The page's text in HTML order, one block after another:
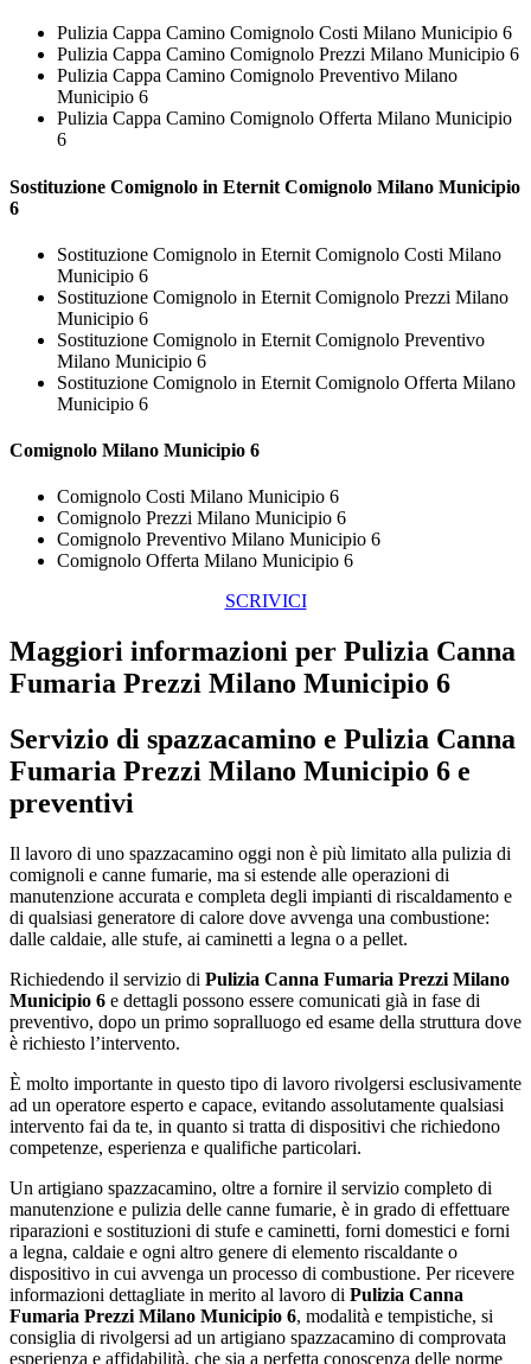
Pulizia Cappa Camino Comignolo Costi Milano Municipio 6
Pulizia Cappa Camino Comignolo Prezzi Milano Municipio 6
Pulizia Cappa Camino Comignolo Preventivo Milano
Municipio 6
Pulizia Cappa Camino Comignolo Offerta Milano Municipio
6
Sostituzione Comignolo in Eternit Comignolo Milano Municipio
6
Sostituzione Comignolo in Eternit Comignolo Costi Milano
Municipio 6
Sostituzione Comignolo in Eternit Comignolo Prezzi Milano
Municipio 6
Sostituzione Comignolo in Eternit Comignolo Preventivo
Milano Municipio 6
Sostituzione Comignolo in Eternit Comignolo Offerta Milano
Municipio 6
Comignolo Milano Municipio 6
Comignolo Costi Milano Municipio 6
Comignolo Prezzi Milano Municipio 6
Comignolo Preventivo Milano Municipio 6
Comignolo Offerta Milano Municipio 6
SCRIVICI
Maggiori informazioni per Pulizia Canna
Fumaria Prezzi Milano Municipio 6
Servizio di spazzacamino e Pulizia Canna
Fumaria Prezzi Milano Municipio 6 e
preventivi
Il lavoro di uno spazzacamino oggi non è più limitato alla pulizia di
comignoli e canne fumarie, ma si estende alle operazioni di
manutenzione accurata e completa degli impianti di riscaldamento e
di qualsiasi generatore di calore dove avvenga una combustione:
dalle caldaie, alle stufe, ai caminetti a legna o a pellet.
Richiedendo il servizio di Pulizia Canna Fumaria Prezzi Milano
Municipio 6 e dettagli possono essere comunicati già in fase di
preventivo, dopo un primo sopralluogo ed esame della struttura dove
è richiesto l’intervento.
È molto importante in questo tipo di lavoro rivolgersi esclusivamente
ad un operatore esperto e capace, evitando assolutamente qualsiasi
intervento fai da te, in quanto si tratta di dispositivi che richiedono
competenze, esperienza e qualifiche particolari.
Un artigiano spazzacamino, oltre a fornire il servizio completo di
manutenzione e pulizia delle canne fumarie, è in grado di effettuare
riparazioni e sostituzioni di stufe e caminetti, forni domestici e forni
a legna, caldaie e ogni altro genere di elemento riscaldante o
dispositivo in cui avvenga un processo di combustione. Per ricevere
informazioni dettagliate in merito al lavoro di Pulizia Canna
Fumaria Prezzi Milano Municipio 6, modalità e tempistiche, si
consiglia di rivolgersi ad un artigiano spazzacamino di comprovata
esperienza e affidabilità, che sia a perfetta conoscenza delle norme